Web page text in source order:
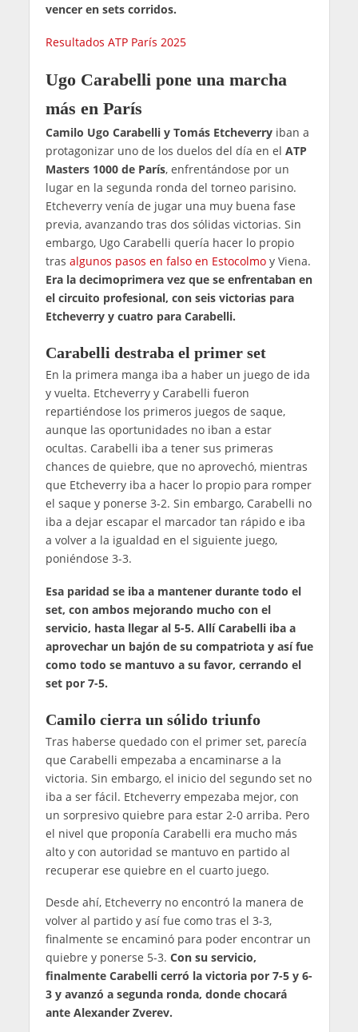
vencer en sets corridos.
Resultados ATP París 2025
Ugo Carabelli pone una marcha
más en París
Camilo Ugo Carabelli y Tomás Etcheverryiban a
protagonizar uno de los duelos del día en el ATP
Masters 1000 de París, enfrentándose por un
lugar en la segunda ronda del torneo parisino.
Etcheverry venía de jugar una muy buena fase
previa, avanzando tras dos sólidas victorias. Sin
embargo, Ugo Carabelli quería hacer lo propio
tras algunos pasos en falso en Estocolmoy Viena.
Era la decimoprimera vez que se enfrentaban en
el circuito profesional, con seis victorias para
Etcheverry y cuatro para Carabelli.
Carabelli destraba el primer set
En la primera manga iba a haber un juego de ida
y vuelta. Etcheverry y Carabelli fueron
repartiéndose los primeros juegos de saque,
aunque las oportunidades no iban a estar
ocultas. Carabelli iba a tener sus primeras
chances de quiebre, que no aprovechó, mientras
que Etcheverry iba a hacer lo propio para romper
el saque y ponerse 3-2. Sin embargo, Carabelli no
iba a dejar escapar el marcador tan rápido e iba
a volver a la igualdad en el siguiente juego,
poniéndose 3-3.
Esa paridad se iba a mantener durante todo el
set, con ambos mejorando mucho con el
servicio, hasta llegar al 5-5. Allí Carabelli iba a
aprovechar un bajón de su compatriota y así fue
como todo se mantuvo a su favor, cerrando el
set por 7-5.
Camilo cierra un sólido triunfo
Tras haberse quedado con el primer set, parecía
que Carabelli empezaba a encaminarse a la
victoria. Sin embargo, el inicio del segundo set no
iba a ser fácil. Etcheverry empezaba mejor, con
un sorpresivo quiebre para estar 2-0 arriba. Pero
el nivel que proponía Carabelli era mucho más
alto y con autoridad se mantuvo en partido al
recuperar ese quiebre en el cuarto juego.
Desde ahí, Etcheverry no encontró la manera de
volver al partido y así fue como tras el 3-3,
finalmente se encaminó para poder encontrar un
quiebre y ponerse 5-3. Con su servicio,
finalmente Carabelli cerró la victoria por 7-5 y 6-
3 y avanzó a segunda ronda, donde chocará
ante Alexander Zverev.